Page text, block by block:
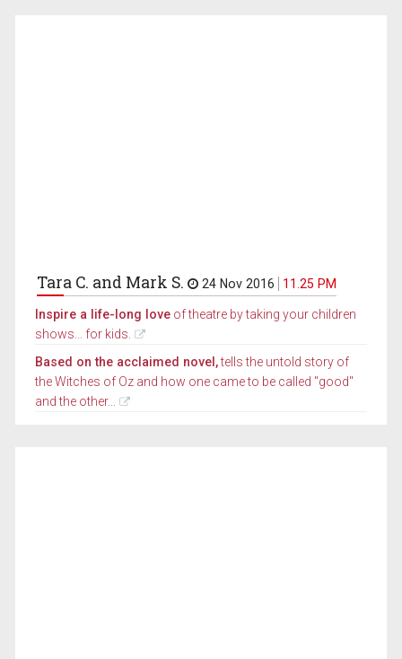
Tara C. and Mark S. 24 Nov 2016 11.25 PM
Inspire a life-long love of theatre by taking your children
shows... for kids.
Based on the acclaimed novel,tells the untold story of
the Witches of Oz and how one came to be called "good"
and the other...